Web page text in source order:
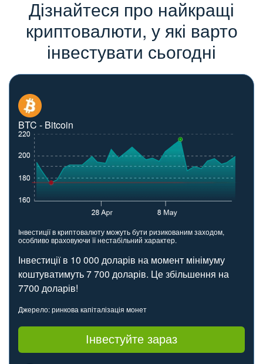
Дізнайтеся про найкращі
криптовалюти, у які варто
інвестувати сьогодні
BTC - Bitcoin
Інвестиції в криптовалюту можуть бути ризикованим заходом,
особливо враховуючи її нестабільний характер.
Інвестиції в 10 000 доларів на момент мінімуму
коштуватимуть 7 700 доларів. Це збільшення на
7700 доларів!
Джерело: ринкова капіталізація монет
Інвестуйте зараз